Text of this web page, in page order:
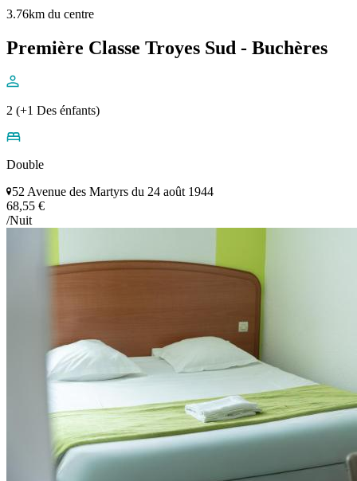
3.76km du centre
Première Classe Troyes Sud - Buchères
2 (+1 Des énfants)
Double
52 Avenue des Martyrs du 24 août 1944
68,55 €
/Nuit